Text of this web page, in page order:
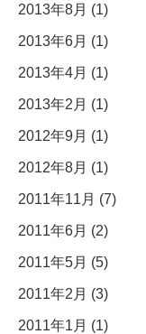
2013年8月 (1)
2013年6月 (1)
2013年4月 (1)
2013年2月 (1)
2012年9月 (1)
2012年8月 (1)
2011年11月 (7)
2011年6月 (2)
2011年5月 (5)
2011年2月 (3)
2011年1月 (1)